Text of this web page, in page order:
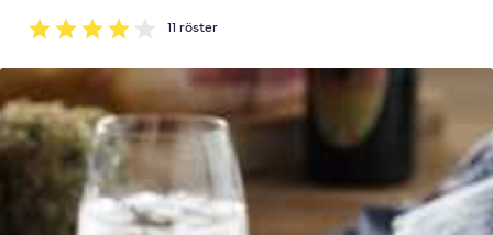
Betyg: 4.09 av 5
11 röster